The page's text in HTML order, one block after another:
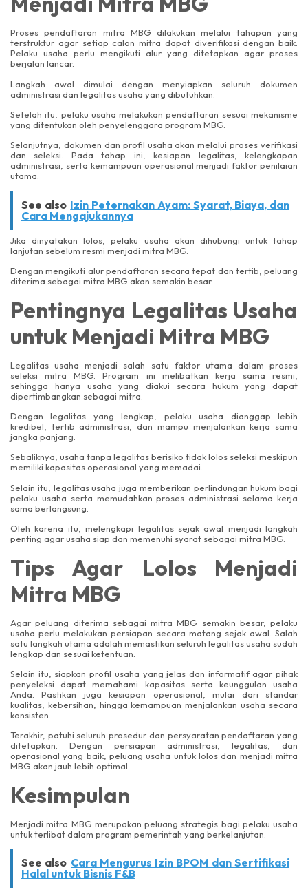
Proses pendaftaran mitra MBG dilakukan melalui tahapan yang
terstruktur agar setiap calon mitra dapat diverifikasi dengan baik.
Pelaku usaha perlu mengikuti alur yang ditetapkan agar proses
berjalan lancar.
Langkah awal dimulai dengan menyiapkan seluruh dokumen
administrasi dan legalitas usaha yang dibutuhkan.
Setelah itu, pelaku usaha melakukan pendaftaran sesuai mekanisme
yang ditentukan oleh penyelenggara program MBG.
Selanjutnya, dokumen dan profil usaha akan melalui proses verifikasi
dan seleksi. Pada tahap ini, kesiapan legalitas, kelengkapan
administrasi, serta kemampuan operasional menjadi faktor penilaian
utama.
See also Izin Peternakan Ayam: Syarat, Biaya, dan
Cara Mengajukannya
Jika dinyatakan lolos, pelaku usaha akan dihubungi untuk tahap
lanjutan sebelum resmi menjadi mitra MBG.
Dengan mengikuti alur pendaftaran secara tepat dan tertib, peluang
diterima sebagai mitra MBG akan semakin besar.
Pentingnya Legalitas Usaha
untuk Menjadi Mitra MBG
Legalitas usaha menjadi salah satu faktor utama dalam proses
seleksi mitra MBG. Program ini melibatkan kerja sama resmi,
sehingga hanya usaha yang diakui secara hukum yang dapat
dipertimbangkan sebagai mitra.
Dengan legalitas yang lengkap, pelaku usaha dianggap lebih
kredibel, tertib administrasi, dan mampu menjalankan kerja sama
jangka panjang.
Sebaliknya, usaha tanpa legalitas berisiko tidak lolos seleksi meskipun
memiliki kapasitas operasional yang memadai.
Selain itu, legalitas usaha juga memberikan perlindungan hukum bagi
pelaku usaha serta memudahkan proses administrasi selama kerja
sama berlangsung.
Oleh karena itu, melengkapi legalitas sejak awal menjadi langkah
penting agar usaha siap dan memenuhi syarat sebagai mitra MBG.
Tips Agar Lolos Menjadi
Mitra MBG
Agar peluang diterima sebagai mitra MBG semakin besar, pelaku
usaha perlu melakukan persiapan secara matang sejak awal. Salah
satu langkah utama adalah memastikan seluruh legalitas usaha sudah
lengkap dan sesuai ketentuan.
Selain itu, siapkan profil usaha yang jelas dan informatif agar pihak
penyeleksi dapat memahami kapasitas serta keunggulan usaha
Anda. Pastikan juga kesiapan operasional, mulai dari standar
kualitas, kebersihan, hingga kemampuan menjalankan usaha secara
konsisten.
Terakhir, patuhi seluruh prosedur dan persyaratan pendaftaran yang
ditetapkan. Dengan persiapan administrasi, legalitas, dan
operasional yang baik, peluang usaha untuk lolos dan menjadi mitra
MBG akan jauh lebih optimal.
Kesimpulan
Menjadi mitra MBG merupakan peluang strategis bagi pelaku usaha
untuk terlibat dalam program pemerintah yang berkelanjutan.
See also Cara Mengurus Izin BPOM dan Sertifikasi
Halal untuk Bisnis F&B